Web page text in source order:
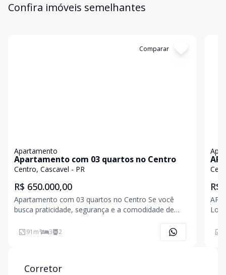
Confira imóveis semelhantes
Comparar
Apartamento
Apartamento com 03 quartos no Centro
Centro, Cascavel - PR
R$ 650.000,00
Apartamento com 03 quartos no Centro Se você
busca praticidade, segurança e a comodidade de
escolha perfeita. More em uma localização
estratégica, cercado por vias binárias que garantem
91 m² 3 2
R$
Corretor